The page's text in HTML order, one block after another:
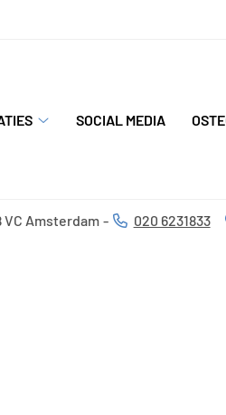
SOCIAL MEDIA
VC Amsterdam Tel:
020 6231833